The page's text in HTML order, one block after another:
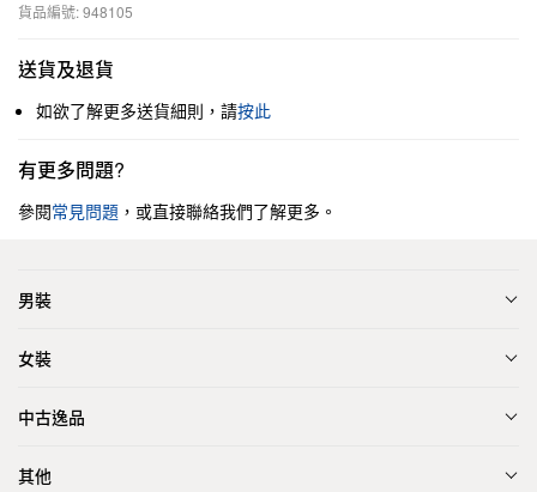
貨品編號: 948105
送貨及退貨
如欲了解更多送貨細則，請按此
有更多問題?
參閱常見問題 ，或直接聯絡我們了解更多。
男裝
女裝
中古逸品
其他